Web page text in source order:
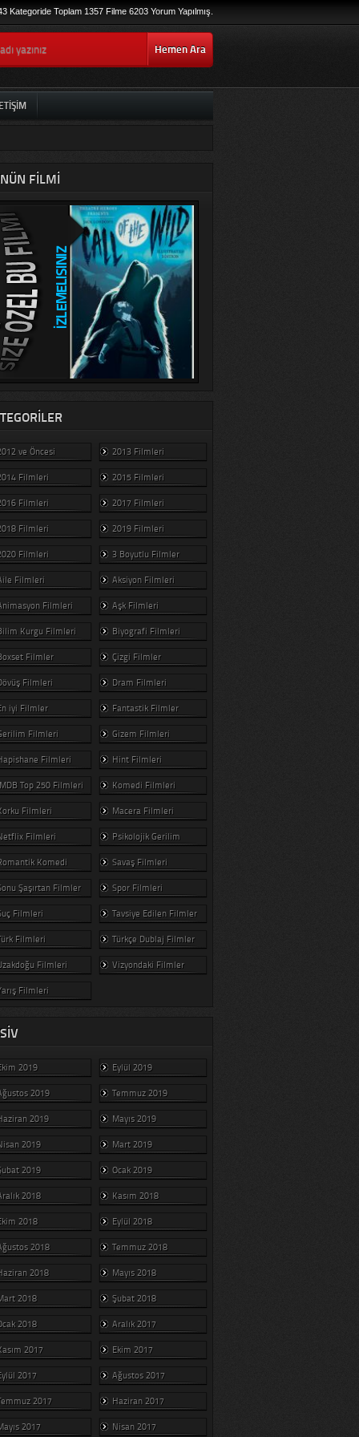
Kategoride Toplam 1357 Filme 6203 Yorum Yapılmış.
Hemen Ara
FILMI
ve Öncesi 2013 Filmleri
Filmleri 2015 Filmleri
Filmleri 2017 Filmleri
Filmleri 2019 Filmleri
Filmleri 3 Boyutlu Filmler
Filmleri Aksiyon Filmleri
Filmleri Aşk Filmleri
Kurgu Filmleri Biyografi Filmleri
Filmler Çizgi Filmler
Filmleri Dram Filmleri
iyi Filmler Fantastik Filmler
Filmleri Gizem Filmleri
Filmleri Hint Filmleri
Top 250 Filmleri Komedi Filmleri
Filmleri Macera Filmleri
Filmleri Psikolojik Gerilim
Komedi Savaş Filmleri
Şaşırtan Filmler Spor Filmleri
Filmleri Tavsiye Edilen Filmler
Filmleri Türkçe Dublaj Filmler
Filmleri Vizyondaki Filmler
Filmleri
2019 Eylül 2019
2019 Temmuz 2019
2019 Mayıs 2019
2019 Mart 2019
2019 Ocak 2019
2018 Kasım 2018
2018 Eylül 2018
2018 Temmuz 2018
2018 Mayıs 2018
2018 Şubat 2018
2018 Aralık 2017
2017 Ekim 2017
2017 Ağustos 2017
2017 Haziran 2017
2017 Nisan 2017